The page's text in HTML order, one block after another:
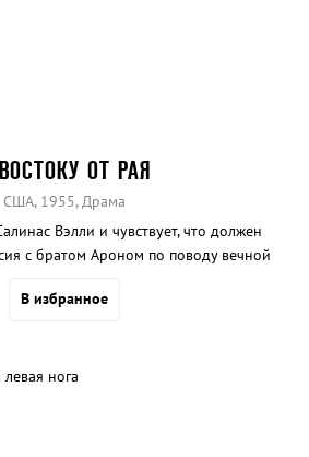
ОТ РАЯ
США, 1955, Драма
Вэлли и чувствует, что должен
с братом Ароном по поводу вечной
В избранное